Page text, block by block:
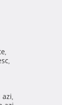
,
,
azi,